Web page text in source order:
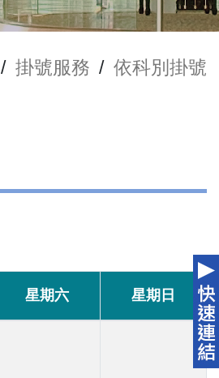
/ 掛號服務 / 依科別掛號
星期六 星期日